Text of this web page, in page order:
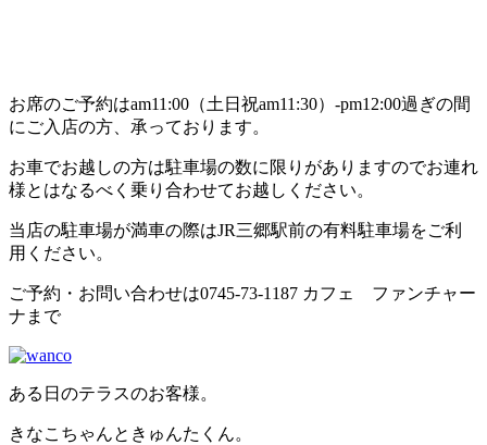
お席のご予約はam11:00（土日祝am11:30）-pm12:00過ぎの間
にご入店の方、承っております。
お車でお越しの方は駐車場の数に限りがありますのでお連れ
様とはなるべく乗り合わせてお越しください。
当店の駐車場が満車の際はJR三郷駅前の有料駐車場をご利
用ください。
ご予約・お問い合わせは0745-73-1187 カフェ ファンチャー
ナまで
ある日のテラスのお客様。
きなこちゃんときゅんたくん。